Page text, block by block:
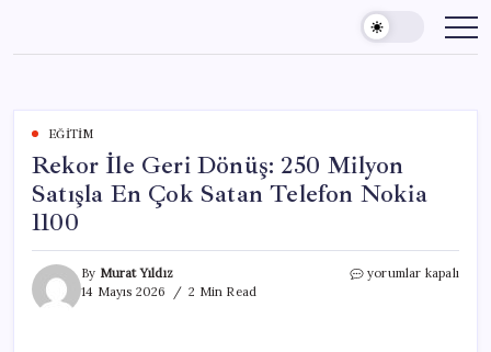
content
EĞITIM
Rekor İle Geri Dönüş: 250 Milyon
Satışla En Çok Satan Telefon Nokia
1100
By Murat Yıldız
14 Mayıs 2026
2 Min Read
Rekor
yorumlar kapalı